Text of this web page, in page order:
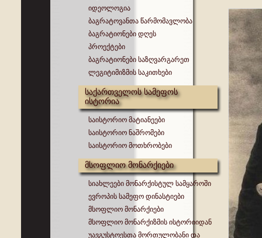
იდეოლოგია
ბაგრატოვანთა წარმომავლობა
ბაგრატიონები დღეს
პროექტები
ბაგრატიონები საზღვარგარეთ
ლეგიტიმიზმის საკითხები
საქართველოს სამეფოს
ისტორია
საისტორიო მატიანეები
საისტორიო ნაშრომები
საისტორიო მოთხრობები
მსოფლიო მონარქიები
სიახლეები მონარქისტულ სამყაროში
ევროპის სამეფო დინასტიები
მსოფლიო მონარქიები
მსოფლიო მონარქიზმის ისტორიიდან
უავგუსტოესთა მორთულობანი და